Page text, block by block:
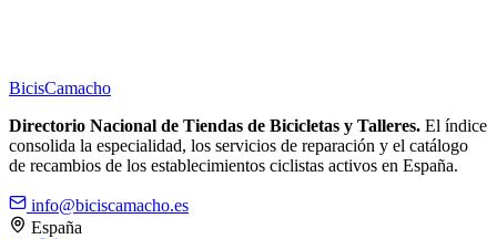
BicisCamacho
Directorio Nacional de Tiendas de Bicicletas y Talleres. El índice
consolida la especialidad, los servicios de reparación y el catálogo
de recambios de los establecimientos ciclistas activos en España.
info@biciscamacho.es
España